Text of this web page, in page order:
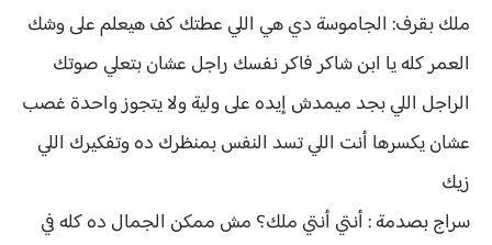
ملك بقرف: الجاموسة دي هي اللي عطتك كف هيعلم على وشك
العمر كله يا ابن شاكر فاكر نفسك راجل عشان بتعلي صوتك
الراجل اللي بجد ميمدش إيده على ولية ولا يتجوز واحدة غصب
عشان يكسرها أنت اللي تسد النفس بمنظرك ده وتفكيرك اللي
زيك
سراج بصدمة : أنتي أنتي ملك؟ مش ممكن الجمال ده كله في